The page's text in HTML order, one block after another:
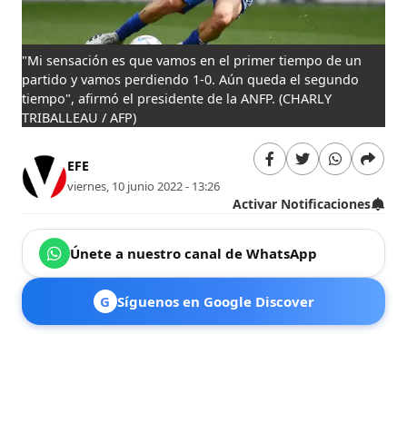
"Mi sensación es que vamos en el primer tiempo de un
partido y vamos perdiendo 1-0. Aún queda el segundo
tiempo", afirmó el presidente de la ANFP. (CHARLY
TRIBALLEAU / AFP)
EFE
viernes, 10 junio 2022 - 13:26
Activar Notificaciones
Únete a nuestro canal de WhatsApp
G Síguenos en Google Discover